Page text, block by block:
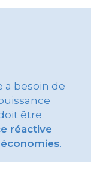
a besoin de
être
réactive
.